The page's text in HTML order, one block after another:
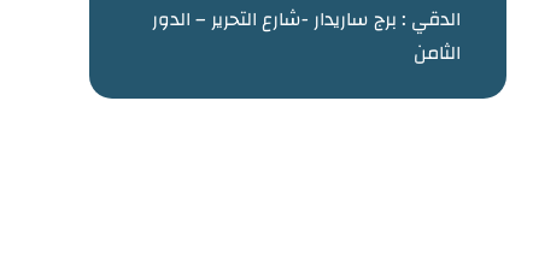
الدقي : برج ساريدار -شارع التحرير – الدور
الثامن